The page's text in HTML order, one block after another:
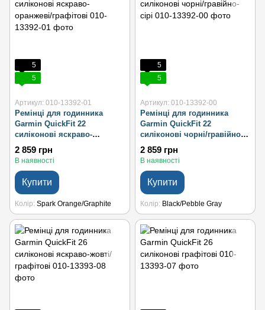
5
5
Артикул: 010-13392-01
Ремінці для годинника
Garmin QuickFit 22
силіконові яскраво-
оранжеві/графітові
2 859 грн
В наявності
Купити
Колір Spark Orange/Graphite
5
5
Артикул: 010-13392-00
Ремінці для годинника
Garmin QuickFit 22
силіконові чорні/гравійно-
сірі
2 859 грн
В наявності
Купити
Колір Black/Pebble Gray